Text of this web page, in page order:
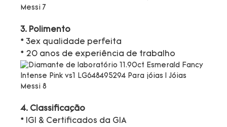
3. Polimento
* 3ex qualidade perfeita
* 20 anos de experiência de trabalho
4. Classificação
* IGI & Certificados da GIA